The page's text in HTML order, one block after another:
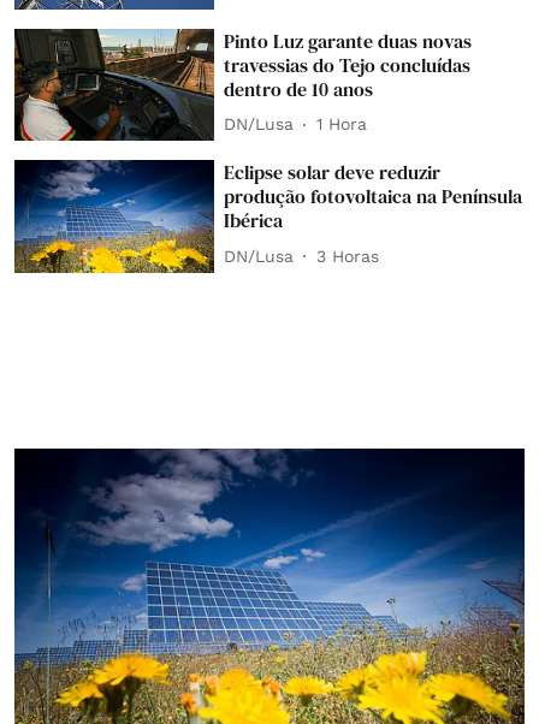
Pinto Luz garante duas novas
travessias do Tejo concluídas
dentro de 10 anos
DN/Lusa 1 Hora
Eclipse solar deve reduzir
produção fotovoltaica na Península
Ibérica
DN/Lusa 3 Horas